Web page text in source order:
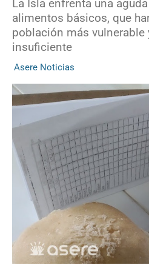
La Isla enfrenta una
alimentos básicos, que
población más vulnerable
insuficiente
Asere Noticias